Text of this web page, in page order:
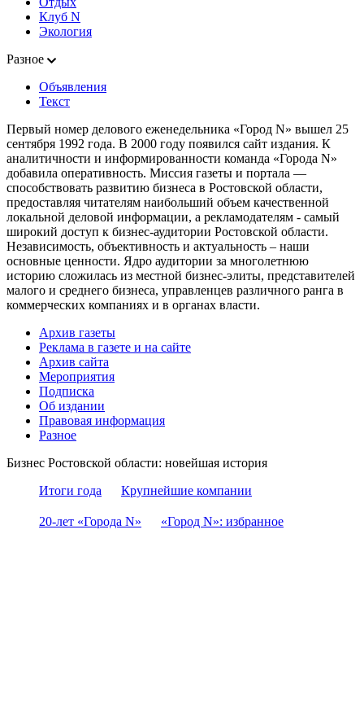
Клуб N
Экология
Разное
Объявления
Текст
Первый номер делового еженедельника «Город N» вышел 25
сентября 1992 года. В 2000 году появился сайт издания. К
аналитичности и информированности команда «Города N»
добавила оперативность. Миссия газеты и портала —
способствовать развитию бизнеса в Ростовской области,
предоставляя читателям наибольший объем качественной
локальной деловой информации, а рекламодателям - самый
широкий доступ к бизнес-аудитории Ростовской области.
Независимость, объективность и актуальность – наши
основные ценности. Ядро аудитории за многолетнюю
историю сложилась из местной бизнес-элиты, представителей
малого и среднего бизнеса, управленцев различного ранга в
коммерческих компаниях и в органах власти.
Архив газеты
Реклама в газете и на сайте
Архив сайта
Мероприятия
Подписка
Об издании
Правовая информация
Разное
Бизнес Ростовской области: новейшая история
Итоги года
Крупнейшие компании
20-лет «Города N» «Город N»: избранное